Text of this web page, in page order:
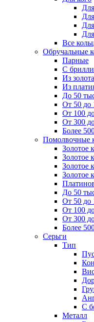
Все
Обручальные
Парные
С
Из золота
Из
До 50
От 50 до
От 100
От 300
Более
Помолвочные
Золотое
Золотое
Золотое
Золотое
До 50
От 50 до
От 100
От 300
Более
Серьги
Тип
С
Металл